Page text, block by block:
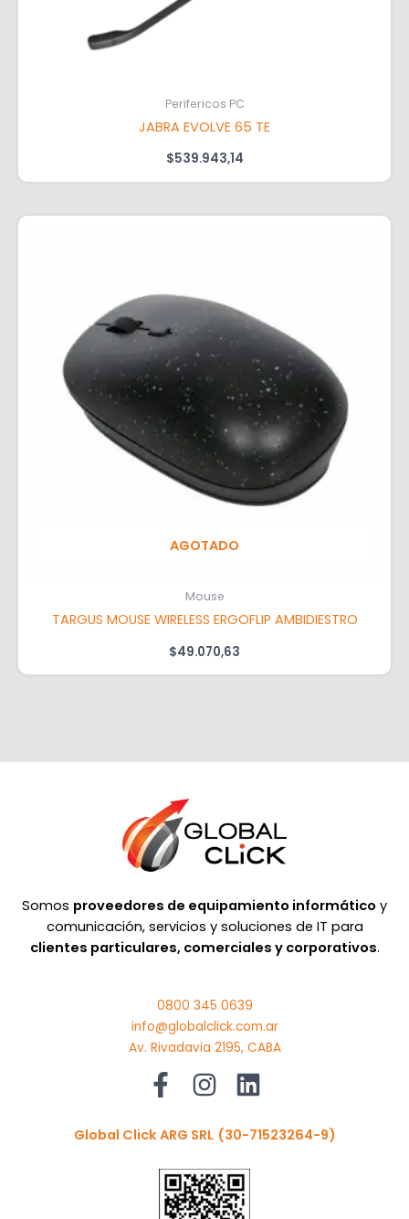
Perifericos PC
JABRA EVOLVE 65 TE
$539.943,14
AGOTADO
Mouse
TARGUS MOUSE WIRELESS ERGOFLIP AMBIDIESTRO
$49.070,63
Somos proveedores de equipamiento informático y
comunicación, servicios y soluciones de IT para
clientes particulares, comerciales y corporativos.
0800 345 0639
info@globalclick.com.ar
Av. Rivadavia 2195, CABA
Global Click ARG SRL (30-71523264-9)